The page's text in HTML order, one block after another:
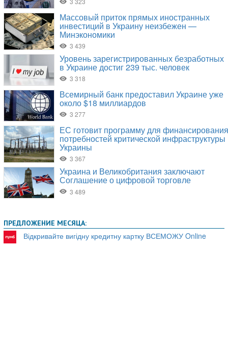
ПРЕДЛОЖЕНИЕ МЕСЯЦА:
Відкривайте вигідну кредитну картку ВСЕМОЖУ Online